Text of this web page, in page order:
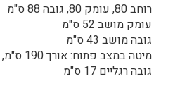
רוחב 80, עומק 80, גובה 88 ס"מ
עומק מושב 52 ס"מ
גובה מושב 43 ס"מ
מיטה במצב פתוח: אורך 190 ס"מ, רוחב 80, גובה 30 ס"מ
גובה רגליים 17 ס"מ